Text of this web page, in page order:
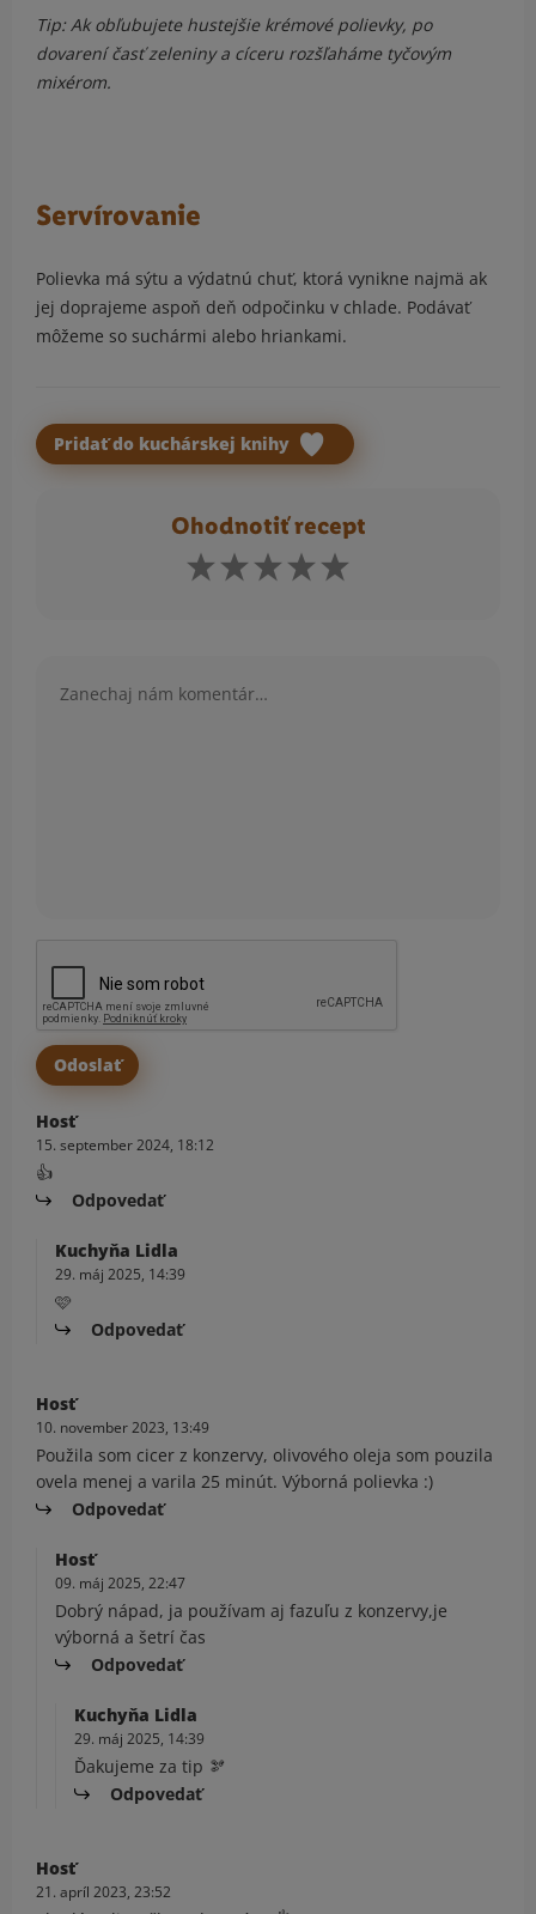
Tip: Ak obľubujete hustejšie krémové polievky, po
dovarení časť zeleniny a cíceru rozšľaháme tyčovým
mixérom.
Servírovanie
Polievka má sýtu a výdatnú chuť, ktorá vynikne najmä ak
jej doprajeme aspoň deň odpočinku v chlade. Podávať
môžeme so suchármi alebo hriankami.
Pridať do kuchárskej knihy
Ohodnotiť recept
Hosť
15. september 2024, 18:12
👍
Odpovedať
Kuchyňa Lidla
29. máj 2025, 14:39
🩷
Odpovedať
Hosť
10. november 2023, 13:49
Použila som cicer z konzervy, olivového oleja som pouzila
ovela menej a varila 25 minút. Výborná polievka :)
Odpovedať
Hosť
09. máj 2025, 22:47
Dobrý nápad, ja používam aj fazuľu z konzervy,je
výborná a šetrí čas
Odpovedať
Kuchyňa Lidla
29. máj 2025, 14:39
Ďakujeme za tip 🫘
Odpovedať
Hosť
21. apríl 2023, 23:52